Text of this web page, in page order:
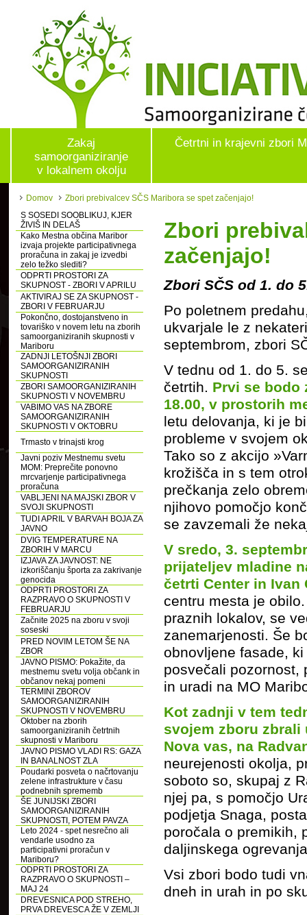
Zakaj
samoorganiziranje
v lokalnem okolju
Četrtni in krajevni zbori
Domov
Zbori prebivalcev SČS Maribora se spet začenjajo!
S SOSEDI SOOBLIKUJ, KJER
ŽIVIŠ IN DELAŠ
Kako Mestna občina Maribor
izvaja projekte participativnega
proračuna in zakaj je izvedbi
zelo težko slediti?
ODPRTI PROSTORI ZA
SKUPNOST - ZBORI V APRILU
AKTIVIRAJ SE ZA SKUPNOST -
ZBORI V FEBRUARJU
Pokončno, dostojanstveno in
tovariško v novem letu na zborih
samoorganiziranih skupnosti v
Mariboru
ZADNJI LETOŠNJI ZBORI
SAMOORGANIZIRANIH
SKUPNOSTI
ZBORI SAMOORGANIZIRANIH
SKUPNOSTI V NOVEMBRU
VABIMO VAS NA ZBORE
SAMOORGANIZIRANIH
SKUPNOSTI V OKTOBRU
Trmasto v trinajsti krog
Javni poziv Mestnemu svetu
MOM: Preprečite ponovno
mrcvarjenje participativnega
proračuna
VABLJENI NA MAJSKI ZBOR V
SVOJI SKUPNOSTI
TUDI APRIL V BARVAH BOJA ZA
JAVNO
DVIG TEMPERATURE NA
ZBORIH V MARCU
IZJAVA ZA JAVNOST: NE
izkoriščanju športa za zakrivanje
genocida
ODPRTI PROSTORI ZA
RAZPRAVO O SKUPNOSTI V
FEBRUARJU
Začnite 2025 na zboru v svoji
soseski
PRED NOVIM LETOM ŠE NA
ZBOR
JAVNO PISMO: Pokažite, da
mestnemu svetu volja občank in
občanov nekaj pomeni
TERMINI ZBOROV
SAMOORGANIZIRANIH
SKUPNOSTI V NOVEMBRU
Oktober na zborih
samoorganiziranih četrtnih
skupnosti v Mariboru
JAVNO PISMO VLADI RS: GAZA
IN BANALNOST ZLA
Poudarki posveta o načrtovanju
zelene infrastrukture v času
podnebnih sprememb
ŠE JUNIJSKI ZBORI
SAMOORGANIZIRANIH
SKUPNOSTI, POTEM PAVZA
Leto 2024 - spet nesrečno ali
vendarle usodno za
participativni proračun v
Mariboru?
ODPRTI PROSTORI ZA
RAZPRAVO O SKUPNOSTI –
MAJ 24
DREVESNICA POD STREHO,
PRVA DREVESCA ŽE V ZEMLJI
Zbori
začenjajo!
Zbori SČS od 1. do
Po poletnem
ukvarjale le z
septembrom, zbori
V tednu od 1. do 5.
četrtih. Prvi se bodo
18.00, v prostorih
letu delovanja, ki je
probleme v svojem
Tako so z akcijo
krožišča in s tem
prečkanja zelo
njihovo pomočjo
se zavzemali že
V sredo, 3.
prijateljev mladine
četrti Center in Ivan
centru mesta je
praznih lokalov, se
zanemarjenosti. Še
obnovljene fasade,
posvečali pozornost,
in uradi na MO
Kot zadnji v tem
svojem zboru zbrali
Nova vas, na
neurejenosti okolja,
soboto so, skupaj z
njej pa, s pomočjo
podjetja Snaga,
poročala o premikih,
daljinskega
Vsi zbori bodo tudi
dneh in urah in po